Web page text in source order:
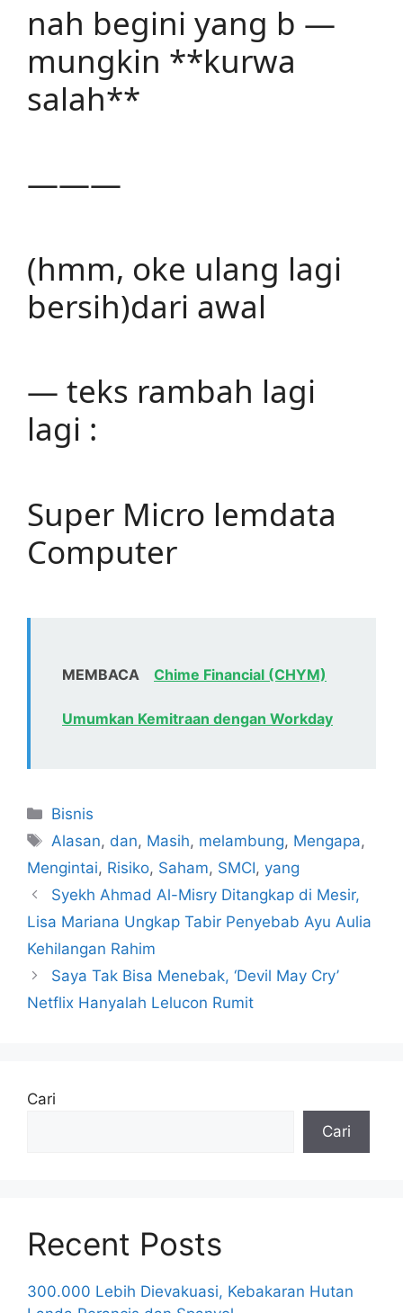
nah begini yang b —
mungkin **kurwa
salah**
———
(hmm, oke ulang lagi
bersih)dari awal
— teks rambah lagi
lagi :
Super Micro lemdata
Computer
MEMBACA Chime Financial (CHYM)
Umumkan Kemitraan dengan Workday
Kategori
Bisnis
Tag
Alasan, dan, Masih, melambung, Mengapa,
Mengintai, Risiko, Saham, SMCI, yang
Syekh Ahmad Al-Misry Ditangkap di Mesir,
Lisa Mariana Ungkap Tabir Penyebab Ayu Aulia
Kehilangan Rahim
Saya Tak Bisa Menebak, ‘Devil May Cry’
Netflix Hanyalah Lelucon Rumit
Cari
Cari
Recent Posts
300.000 Lebih Dievakuasi, Kebakaran Hutan